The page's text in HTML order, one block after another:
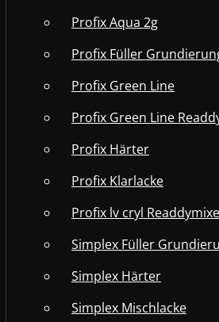
Profix Aqua 2g
Profix Füller
Profix Green Line
Profix Green Line
Profix Härter
Profix Klarlacke
Profix lv cryl Readdymixe
Simplex Füller
Simplex Härter
Simplex Mischlacke